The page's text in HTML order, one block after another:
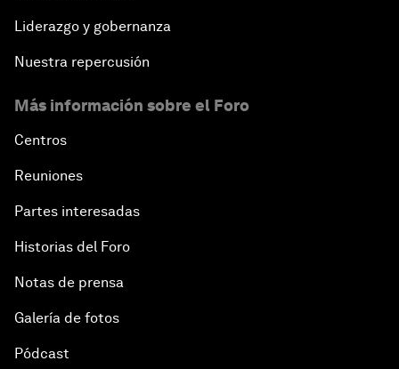
Liderazgo y gobernanza
Nuestra repercusión
Más información sobre el Foro
Centros
Reuniones
Partes interesadas
Historias del Foro
Notas de prensa
Galería de fotos
Pódcast